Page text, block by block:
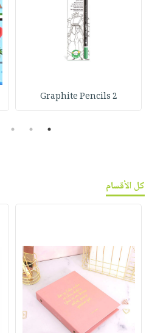
Graphite Pencils 2
1
2
3
كل الأقسام